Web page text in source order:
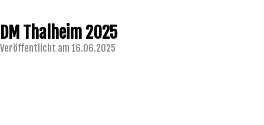
DM Thalheim 2025
Veröffentlicht am 16.06.2025